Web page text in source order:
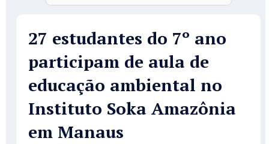
27 estudantes do 7º ano
participam de aula de
educação ambiental no
Instituto Soka Amazônia
em Manaus